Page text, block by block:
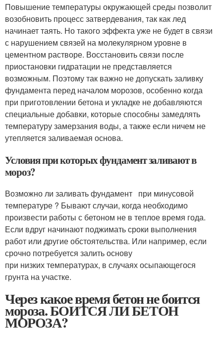
Повышение температуры окружающей среды позволит
возобновить процесс затвердевания, так как лед
начинает таять. Но такого эффекта уже не будет в связи
с нарушением связей на молекулярном уровне в
цементном растворе. Восстановить связи после
приостановки гидратации не представляется
возможным. Поэтому так важно не допускать заливку
фундамента перед началом морозов, особенно когда
при приготовлении бетона и укладке не добавляются
специальные добавки, которые способны замедлять
температуру замерзания воды, а также если ничем не
утепляется заливаемая основа.
Условия при которых фундамент заливают в
мороз?
Возможно ли заливать фундамент при минусовой
температуре ? Бывают случаи, когда необходимо
произвести работы с бетоном не в теплое время года.
Если вдруг начинают поджимать сроки выполнения
работ или другие обстоятельства. Или например, если
срочно потребуется залить основу
при низких температурах, в случаях осыпающегося
грунта на участке.
Через какое время бетон не боится
мороза. БОИТСЯ ЛИ БЕТОН
МОРОЗА?